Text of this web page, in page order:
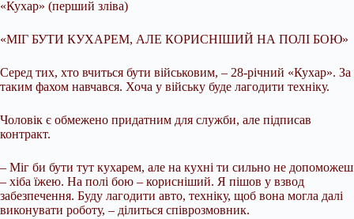
«Кухар» (перший зліва)
«МІГ БУТИ КУХАРЕМ, АЛЕ КОРИСНІШИЙ НА ПОЛІ БОЮ»
Серед тих, хто вчиться бути військовим, – 28-річний «Кухар». За
таким фахом навчався. Хоча у війську буде лагодити техніку.
Чоловік є обмежено придатним для служби, але підписав
контракт.
– Міг би бути тут кухарем, але на кухні ти сильно не допоможеш
– хіба їжею. На полі бою – корисніший. Я пішов у взвод
забезпечення. Буду лагодити авто, техніку, щоб вона могла далі
виконувати роботу, – ділиться співрозмовник.